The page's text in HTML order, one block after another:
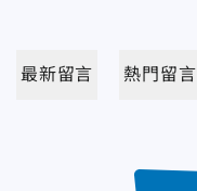
最新留言 熱門留言